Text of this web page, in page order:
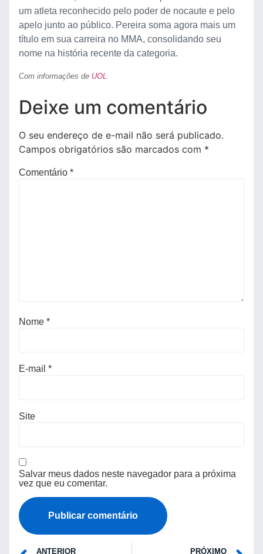
um atleta reconhecido pelo poder de nocaute e pelo
apelo junto ao público. Pereira soma agora mais um
título em sua carreira no MMA, consolidando seu
nome na história recente da categoria.
Com informações de UOL
Deixe um comentário
O seu endereço de e-mail não será publicado.
Campos obrigatórios são marcados com *
Comentário *
Nome *
E-mail *
Site
Salvar meus dados neste navegador para a próxima
vez que eu comentar.
ANTERIOR PRÓXIMO